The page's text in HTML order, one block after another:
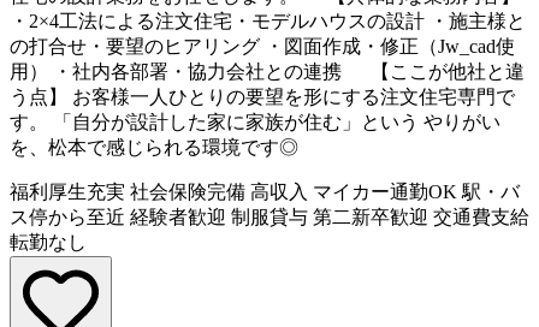
・2×4工法による注文住宅・モデルハウスの設計 ・施主様と
の打合せ・要望のヒアリング ・図面作成・修正（Jw_cad使
用） ・社内各部署・協力会社との連携 【ここが他社と違
う点】 お客様一人ひとりの要望を形にする注文住宅専門で
す。 「自分が設計した家に家族が住む」という やりがい
を、松本で感じられる環境です◎
福利厚生充実 社会保険完備 高収入 マイカー通勤OK 駅・バ
ス停から至近 経験者歓迎 制服貸与 第二新卒歓迎 交通費支給
転勤なし